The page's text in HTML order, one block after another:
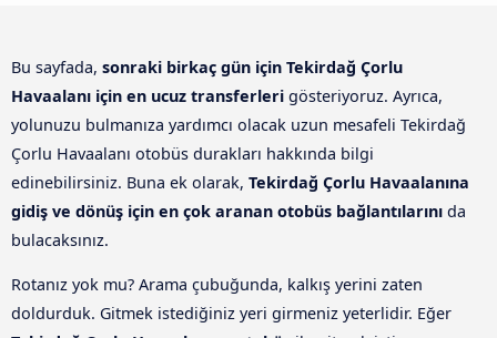
Bu sayfada, sonraki birkaç gün için Tekirdağ Çorlu
Havaalanı için en ucuz transferleri gösteriyoruz. Ayrıca,
yolunuzu bulmanıza yardımcı olacak uzun mesafeli Tekirdağ
Çorlu Havaalanı otobüs durakları hakkında bilgi
edinebilirsiniz. Buna ek olarak, Tekirdağ Çorlu Havaalanına
gidiş ve dönüş için en çok aranan otobüs bağlantılarını da
bulacaksınız.
Rotanız yok mu? Arama çubuğunda, kalkış yerini zaten
doldurduk. Gitmek istediğiniz yeri girmeniz yeterlidir. Eğer